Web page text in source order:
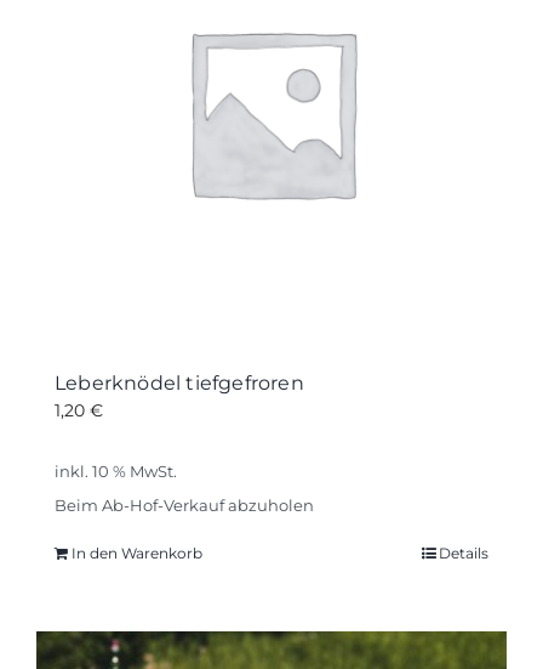
Leberknödel tiefgefroren
1,20 €
inkl. 10 % MwSt.
Beim Ab-Hof-Verkauf abzuholen
In den Warenkorb Details